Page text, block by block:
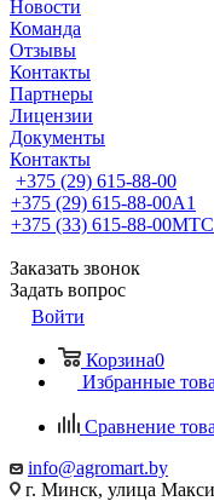
Новости
Команда
Отзывы
Контакты
Партнеры
Лицензии
Документы
Контакты
+375 (29) 615-88-00
+375 (29) 615-88-00A1
+375 (33) 615-88-00МТС
Заказать звонок
Задать вопрос
Войти
Корзина0
Избранные
Сравнение
info@agromart.by
г. Минск, улица